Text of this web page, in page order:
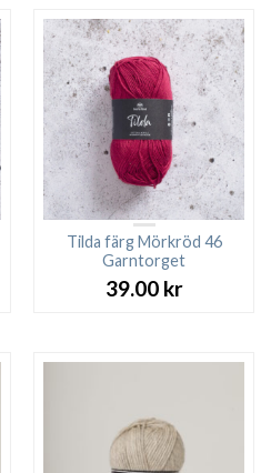
Tilda färg Mörkröd 46
Garntorget
39.00 kr